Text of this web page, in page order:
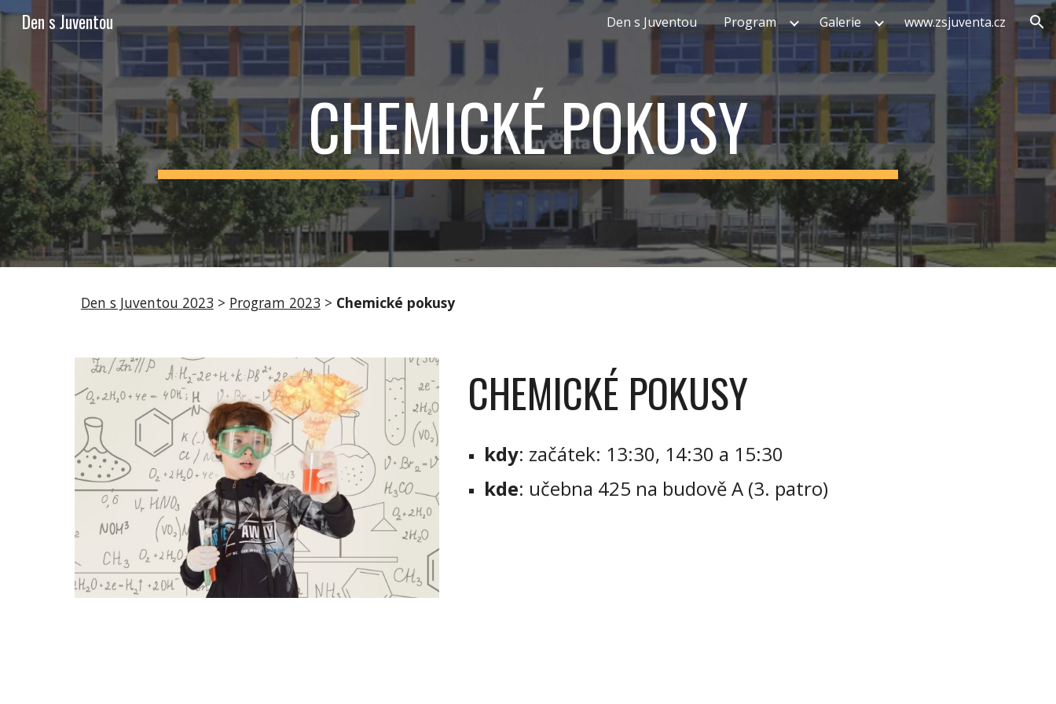
Skip to main content Skip to navigation
Den s Juventou Den s Juventou Program Galerie www.zsjuventa.cz
CHEMICKÉ POKUSY
Den s Juventou 2023 > Program 2023 > Chemické pokusy
CHEMICKÉ POKUSY
kdy: začátek: 13:30, 14:30 a 15:30
kde: učebna 425 na budově A (3. patro)